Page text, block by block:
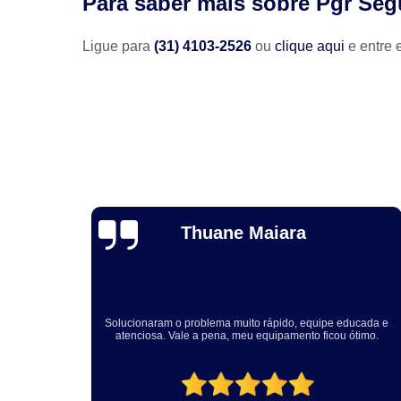
Ligue para (31) 4103-2526 ou clique aqui e entre
Holar Caffagni
vocês nos atenderam e a qualidade da instalação realizada
aqui na nossa empresa. Com certeza, recomendo a Engetech